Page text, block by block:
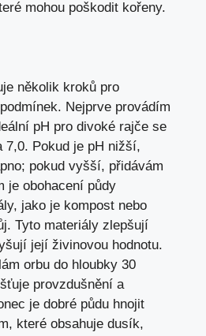
mohou poškodit kořeny.
několik kroků pro
Nejprve provádím
pH pro divoké rajče se
7,0. Pokud je pH nižší,
pokud vyšší, přidávám
je obohacení půdy
jako je kompost nebo
Tyto materiály zlepšují
její živinovou hodnotu.
orbu do hloubky 30
provzdušnění a
je dobré půdu hnojit
které obsahuje dusík,